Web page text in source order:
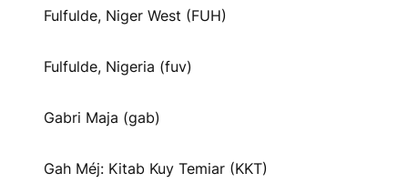
Fulfulde, Niger West (FUH)
Fulfulde, Nigeria (fuv)
Gabri Maja (gab)
Gah Méj: Kitab Kuy Temiar (KKT)